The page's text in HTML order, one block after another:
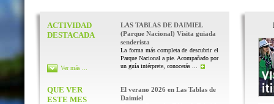
ACTIVIDAD
DESTACADA
LAS TABLAS DE DAIMIEL
(Parque Nacional) Visita guiada
senderista
La forma más completa de descubrir el
Parque Nacional a pie. Acompañado por
un guía intérprete, conocerás ...
Ver más ...
QUE VER
ESTE MES
El verano 2026 en Las Tablas de
Daimiel